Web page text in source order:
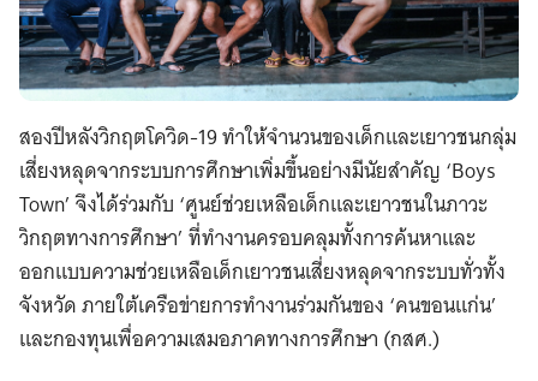
สองปีหลังวิกฤตโควิด-19 ทำให้จำนวนของเด็กและเยาวชนกลุ่ม
เสี่ยงหลุดจากระบบการศึกษาเพิ่มขึ้นอย่างมีนัยสำคัญ ‘Boys
Town’ จึงได้ร่วมกับ ‘ศูนย์ช่วยเหลือเด็กและเยาวชนในภาวะ
วิกฤตทางการศึกษา’ ที่ทำงานครอบคลุมทั้งการค้นหาและ
ออกแบบความช่วยเหลือเด็กเยาวชนเสี่ยงหลุดจากระบบทั่วทั้ง
จังหวัด ภายใต้เครือข่ายการทำงานร่วมกันของ ‘คนขอนแก่น’
และกองทุนเพื่อความเสมอภาคทางการศึกษา (กสศ.)